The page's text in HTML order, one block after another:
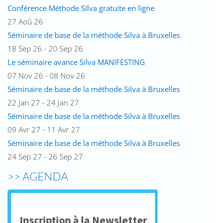
Conférence Méthode Silva gratuite en ligne
27 Aoû 26
Séminaire de base de la méthode Silva à Bruxelles
18 Sep 26 - 20 Sep 26
Le séminaire avance Silva MANIFESTING
07 Nov 26 - 08 Nov 26
Séminaire de base de la méthode Silva à Bruxelles
22 Jan 27 - 24 Jan 27
Séminaire de base de la méthode Silva à Bruxelles
09 Avr 27 - 11 Avr 27
Séminaire de base de la méthode Silva à Bruxelles
24 Sep 27 - 26 Sep 27
>> AGENDA